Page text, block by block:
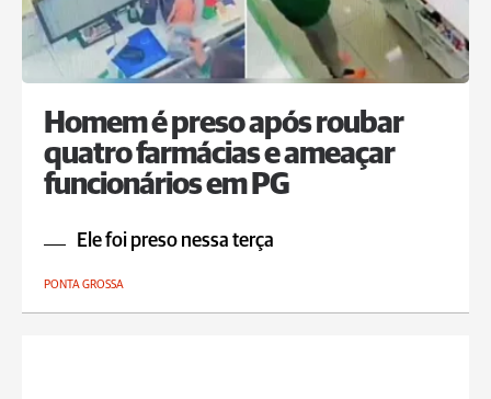
Homem é preso após roubar
quatro farmácias e ameaçar
funcionários em PG
Ele foi preso nessa terça
PONTA GROSSA